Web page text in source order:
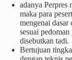
adanya Perpres
maka para
mengenai dasar
sesuai
disebutkan tadi.
Bertujuan